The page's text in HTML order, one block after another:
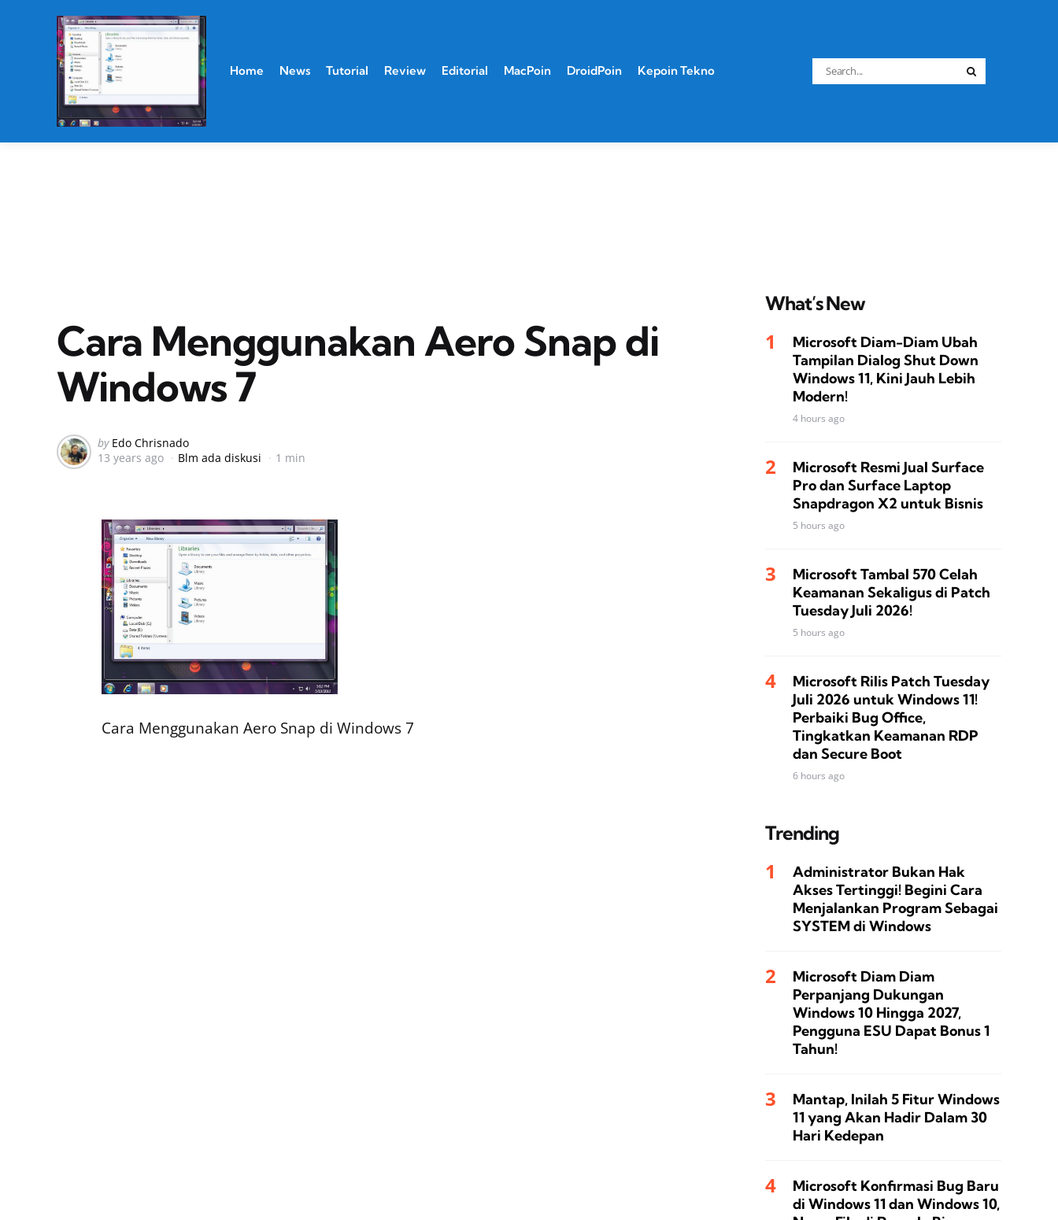
Home News Tutorial Review Editorial MacPoin DroidPoin Kepoin Tekno
Search
for:
Cara Menggunakan Aero Snap di
Windows 7
Posted
by
by Edo Chrisnado
13 years ago
Blm ada diskusi 1 min
Cara Menggunakan Aero Snap di Windows 7
What’s New
Microsoft Diam-Diam Ubah
Tampilan Dialog Shut Down
Windows 11, Kini Jauh Lebih
Modern!
4 hours ago
Microsoft Resmi Jual Surface
Pro dan Surface Laptop
Snapdragon X2 untuk Bisnis
5 hours ago
Microsoft Tambal 570 Celah
Keamanan Sekaligus di Patch
Tuesday Juli 2026!
5 hours ago
Microsoft Rilis Patch Tuesday
Juli 2026 untuk Windows 11!
Perbaiki Bug Office,
Tingkatkan Keamanan RDP
dan Secure Boot
6 hours ago
Trending
Administrator Bukan Hak
Akses Tertinggi! Begini Cara
Menjalankan Program Sebagai
SYSTEM di Windows
Microsoft Diam Diam
Perpanjang Dukungan
Windows 10 Hingga 2027,
Pengguna ESU Dapat Bonus 1
Tahun!
Mantap, Inilah 5 Fitur Windows
11 yang Akan Hadir Dalam 30
Hari Kedepan
Microsoft Konfirmasi Bug Baru
di Windows 11 dan Windows 10,